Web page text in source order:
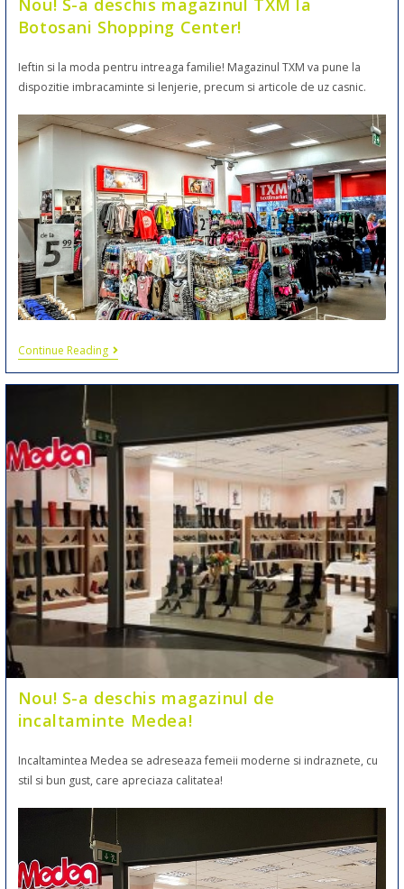
Botosani Shopping Center!
Ieftin si la moda pentru intreaga familie! Magazinul TXM va pune la
dispozitie imbracaminte si lenjerie, precum si articole de uz casnic.
Continue Reading
Nou! S-a deschis magazinul de
incaltaminte Medea!
Incaltamintea Medea se adreseaza femeii moderne si indraznete, cu
stil si bun gust, care apreciaza calitatea!